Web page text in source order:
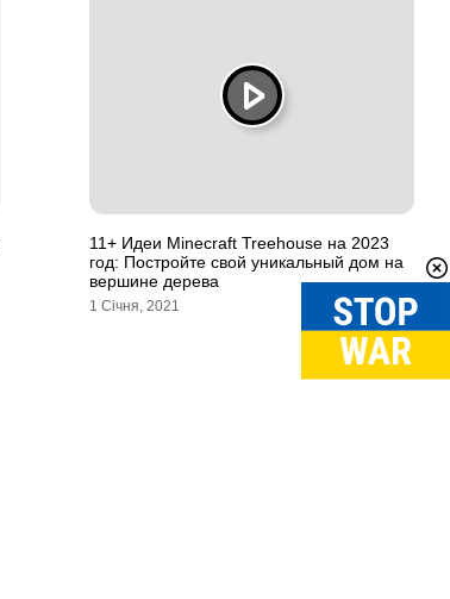
11+ Идеи Minecraft Treehouse на 2023
год: Постройте свой уникальный дом на
вершине дерева
1 Січня, 2021